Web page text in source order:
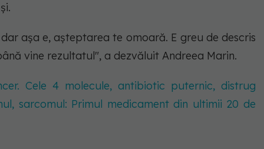
aşa e, aşteptarea te omoară. E greu de descris
vine rezultatul", a dezvăluit Andreea Marin.
Cele 4 molecule, antibiotic puternic, distrug
sarcomul: Primul medicament din ultimii 20 de